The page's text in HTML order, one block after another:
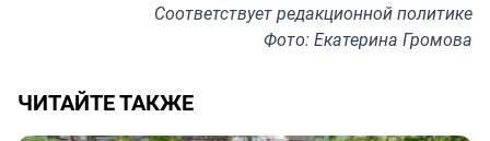
Соответствуетредакционной политике
Фото: Екатерина Громова
ЧИТАЙТЕ ТАКЖЕ